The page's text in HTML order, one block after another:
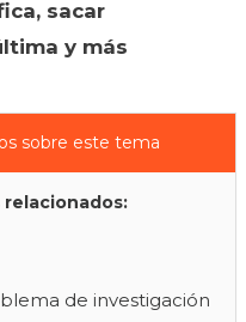
sacar
y más
sobre este tema
de investigación